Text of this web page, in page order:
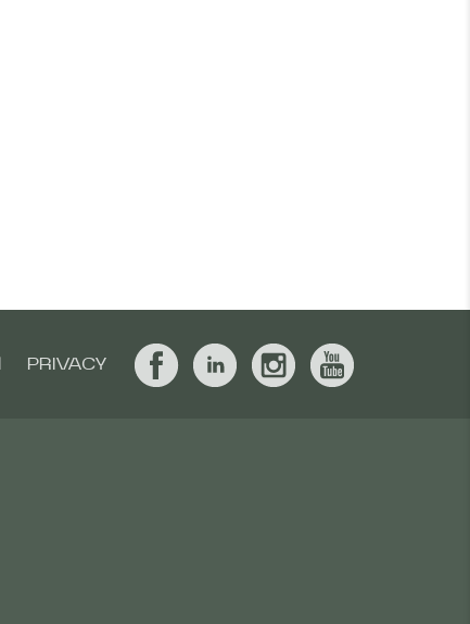
PRIVACY